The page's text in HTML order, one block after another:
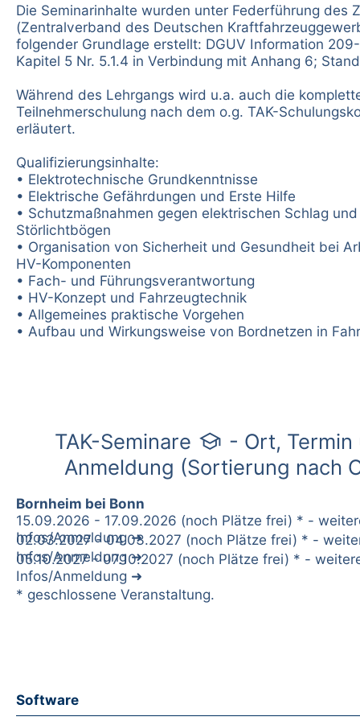
Die Seminarinhalte wurden unter Federführung des
(Zentralverband des Deutschen
folgender Grundlage erstellt: DGUV Information
Kapitel 5 Nr. 5.1.4 in Verbindung mit Anhang 6;
Während des Lehrgangs wird u.a. auch die
Teilnehmerschulung nach dem o.g. TAK-
erläutert.
Qualifizierungsinhalte:
• Elektrotechnische Grundkenntnisse
• Elektrische Gefährdungen und Erste Hilfe
• Schutzmaßnahmen gegen elektrischen Schlag und
Störlichtbögen
• Organisation von Sicherheit und Gesundheit bei
HV-Komponenten
• Fach- und Führungsverantwortung
• HV-Konzept und Fahrzeugtechnik
• Allgemeines praktische Vorgehen
• Aufbau und Wirkungsweise von Bordnetzen in
TAK-Seminare school - Ort, Termin
Anmeldung (Sortierung nach
Bornheim bei Bonn
15.09.2026 - 17.09.2026 (noch Plätze frei) * -
Infos/Anmeldung
02.03.2027 - 04.03.2027 (noch Plätze frei) * -
Infos/Anmeldung
05.10.2027 - 07.10.2027 (noch Plätze frei) * -
Infos/Anmeldung
* geschlossene Veranstaltung.
Software